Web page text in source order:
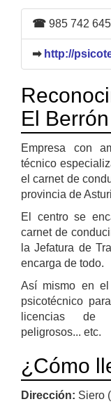
☎ 985 742 645
➡ http://
El Berrón
Empresa con
técnico
el carnet de
provincia de
El centro se
carnet de
la Jefatura de
encarga de todo.
Así mismo en el
psicotécnico
licencias de
peligrosos... etc.
¿Cómo
Dirección: Siero